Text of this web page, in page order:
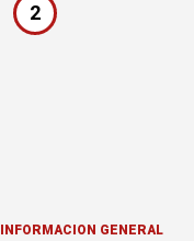
2
INFORMACION GENERAL